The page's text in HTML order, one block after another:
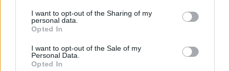
disclose it to other third parties.
Please note that this website/app uses one or more Google
services and may gather and store information including but
not limited to your visit or usage behaviour. You may click to
grant or deny consent to Google and its third-party tags to
I want to opt-out of the Sharing of my
personal data.
Opted In
I want to opt-out of the Sale of my
Personal Data.
Opted In